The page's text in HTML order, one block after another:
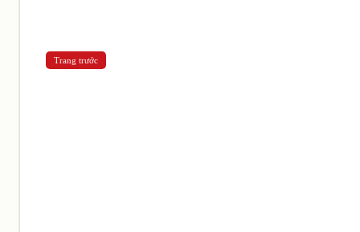
Trang trước